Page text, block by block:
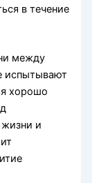
в течение
между
испытывают
хорошо
и